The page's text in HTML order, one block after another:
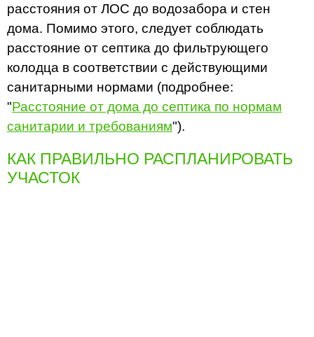
расстояния от ЛОС до водозабора и стен
дома. Помимо этого, следует соблюдать
расстояние от септика до фильтрующего
колодца в соответствии с действующими
санитарными нормами (подробнее:
"Расстояние от дома до септика по нормам
санитарии и требованиям").
КАК ПРАВИЛЬНО РАСПЛАНИРОВАТЬ
УЧАСТОК